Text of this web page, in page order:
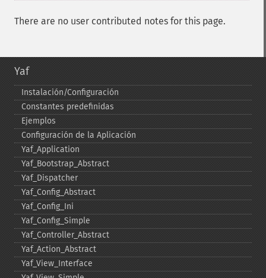
There are no user contributed notes for this page.
Yaf
Instalación/Configuración
Constantes predefinidas
Ejemplos
Configuración de la Aplicación
Yaf_​Application
Yaf_​Bootstrap_​Abstract
Yaf_​Dispatcher
Yaf_​Config_​Abstract
Yaf_​Config_​Ini
Yaf_​Config_​Simple
Yaf_​Controller_​Abstract
Yaf_​Action_​Abstract
Yaf_​View_​Interface